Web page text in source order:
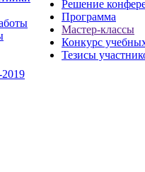
Решение
Программа
Мастер-классы
Конкурс
Тезисы